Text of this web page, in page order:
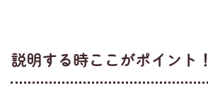
説明する時ここがポイント！